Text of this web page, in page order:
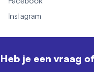
Instagram
Heb je een vraag